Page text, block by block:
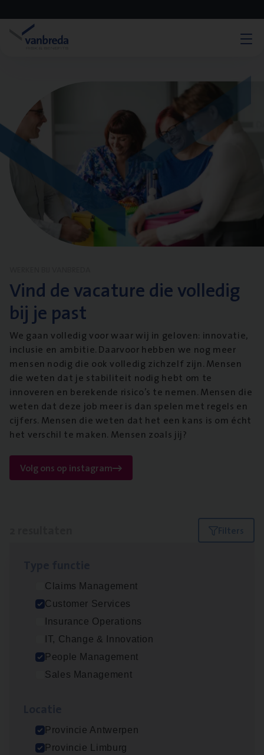
Vind de vacature die volledig
bij je past
We gaan volledig voor waar wij in geloven: innovatie,
inclusie en ambitie. Daarvoor hebben we nog meer
mensen nodig die ook volledig zichzelf zijn. Mensen
die weten dat je stabiliteit nodig hebt om te
innoveren en berekende risico’s te nemen. Mensen die
weten dat deze job meer is dan spelen met regels en
cijfers. Mensen die weten dat het een kans is om écht
het verschil te maken. Mensen zoals jij?
Volg ons op instagram
Filters
Claims Management
Customer Services
Insurance Operations
IT, Change & Innovation
People Management
Sales Management
Provincie Antwerpen
Provincie Limburg
Cus­to­mer Care Expert
Hospitalisatieverzekeringen
Customer Services
Antwerpen
Antwerpen